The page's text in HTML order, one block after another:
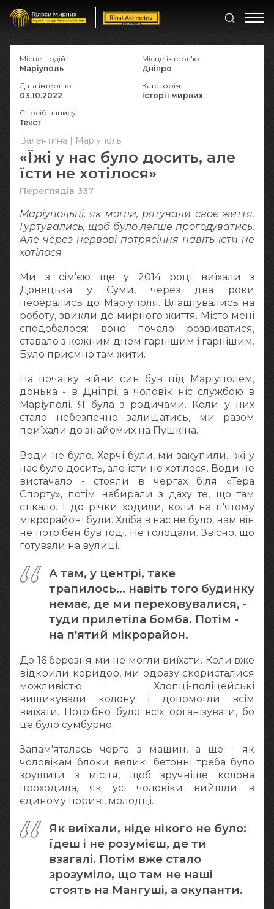
Валентина | Маріуполь
«Їжі у нас було досить, але
їсти не хотілося»
Переглядів 337
Маріупольці, як могли, рятували своє життя.
Гуртувались, щоб було легше прогодуватись.
Але через нервові потрясіння навіть їсти не
хотілося
Ми з сім’єю ще у 2014 році виїхали з
Донецька у Суми, через два роки
перерались до Маріуполя. Влаштувались на
роботу, звикли до мирного життя. Місто мені
сподобалося: воно почало розвиватися,
ставало з кожним днем гарнішим і гарнішим.
Було приємно там жити.
На початку війни син був під Маріуполем,
донька - в Дніпрі, а чоловік ніс службою в
Маріуполі. Я була з родичами. Коли у них
стало небезпечно залишатись, ми разом
приїхали до знайомих на Пушкіна.
Води не було. Харчі були, ми закупили. Їжі у
нас було досить, але їсти не хотілося. Води не
вистачало - стояли в чергах біля «Тера
Спорту», потім набирали з даху те, що там
стікало. І до річки ходили, коли на п'ятому
мікрорайоні були. Хліба в нас не було, нам він
не потрібен був тоді. Не голодали. Звісно, що
готували на вулиці.
А там, у центрі, таке
трапилось… навіть того будинку
немає, де ми переховувалися, -
туди прилетіла бомба. Потім -
на п'ятий мікрорайон.
До 16 березня ми не могли виїхати. Коли вже
відкрили коридор, ми одразу скористалися
можливістю. Хлопці-поліцейські
вишикували колону і допомогли всім
виїхати. Потрібно було всіх організувати, бо
це було сумбурно.
Запам'яталась черга з машин, а ще - як
чоловікам блоки великі бетонні треба було
зрушити з місця, щоб зручніше колона
проходила, як усі чоловіки вийшли в
єдиному пориві, молодці.
Як виїхали, ніде нікого не було:
їдеш і не розумієш, де ти
взагалі. Потім вже стало
зрозуміло, що там не наші
стоять на Мангуші, а окупанти.
Місце подій:
Маріуполь
Місце інтерв'ю:
Дніпро
Дата інтерв'ю:
03.10.2022
Категорія:
Історії мирних
Спосіб запису:
Текст